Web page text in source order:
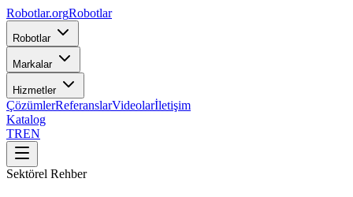
Robotlar.orgRobotlar
Robotlar
Markalar
Hizmetler
ÇözümlerReferanslarVideolarİletişim
Katalog
TREN
Sektörel Rehber